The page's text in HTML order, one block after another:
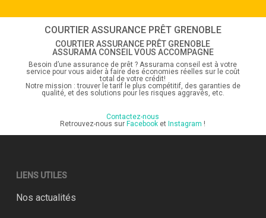
COURTIER ASSURANCE PRÊT GRENOBLE
COURTIER ASSURANCE PRÊT GRENOBLE
ASSURAMA CONSEIL VOUS ACCOMPAGNE
Besoin d’une assurance de prêt ? Assurama conseil est à votre
service pour vous aider à faire des économies réelles sur le coût
total de votre crédit!
Notre mission : trouver le tarif le plus compétitif, des garanties de
qualité, et des solutions pour les risques aggravés, etc.
Contactez-nous
Retrouvez-nous surFacebook etInstagram !
LIENS UTILES
Nos actualités